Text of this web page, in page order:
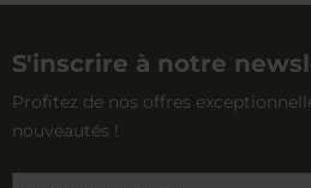
S'inscrire à notre
Profitez de nos offres
nouveautés !